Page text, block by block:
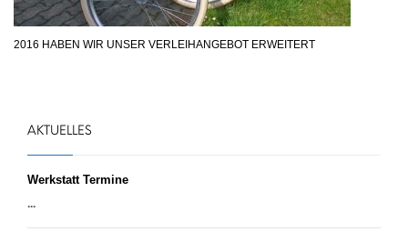
2016 HABEN WIR UNSER VERLEIHANGEBOT ERWEITERT
AKTUELLES
Werkstatt Termine
...